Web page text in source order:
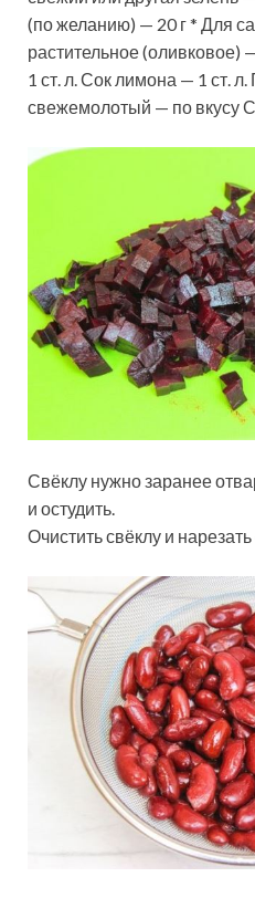
(по желанию) — 20 г * Для
растительное (оливковое)
1 ст. л. Сок лимона — 1 ст.
свежемолотый — по вкусу
Свёклу нужно заранее
и остудить.
Очистить свёклу и